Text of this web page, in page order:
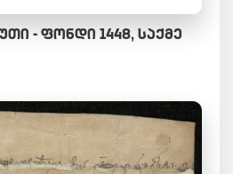
- ᲤᲝᲜᲓᲘ 1448, ᲡᲐᲥᲛᲔ